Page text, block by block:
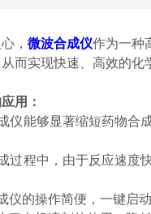
， 微波合成仪作为一种
而实现快速、高效的
用：
能够显著缩短药物合成
程中，由于反应速度快
的操作简便，一键启动